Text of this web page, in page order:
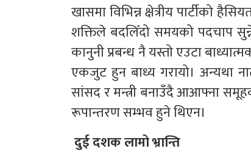
खासमा विभिन्न क्षेत्रीय पार्टीको
शक्तिले बदलिँदो समयको पदचाप
कानुनी प्रबन्ध नै यस्तो एउटा
एकजुट हुन बाध्य गरायो। अन्यथा
सांसद र मन्त्री बनाउँदै आआफ्ना
रूपान्तरण सम्भव हुने थिएन।
दुई दशक लामो भ्रान्ति